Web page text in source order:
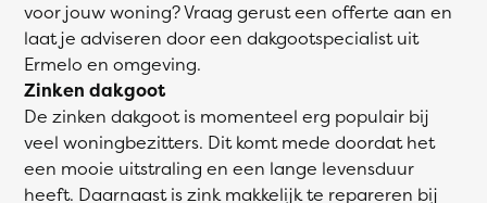
voor jouw woning? Vraag gerust een offerte aan en
laat je adviseren door een dakgootspecialist uit
Ermelo en omgeving.
Zinken dakgoot
De zinken dakgoot is momenteel erg populair bij
veel woningbezitters. Dit komt mede doordat het
een mooie uitstraling en een lange levensduur
heeft. Daarnaast is zink makkelijk te repareren bij